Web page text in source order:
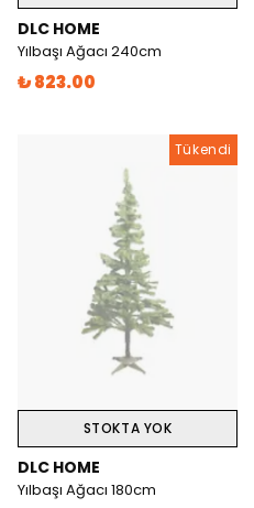
DLC HOME
Yılbaşı Ağacı 240cm
₺ 823.00
Tükendi
STOKTA YOK
DLC HOME
Yılbaşı Ağacı 180cm